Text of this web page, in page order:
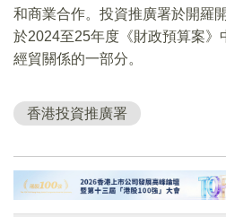
和商業合作。投資推廣署於開羅
於2024至25年度《財政預算案》
經貿關係的一部分。
香港投資推廣署